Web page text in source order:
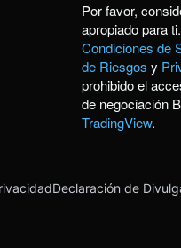
Por favor,
apropiado para
Condiciones de
de Riesgos y
prohibido el
de negociación
TradingView.
Declaración de